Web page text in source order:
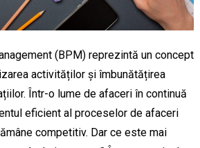
(BPM) reprezintă un concept
activităților și îmbunătățirea
Într-o lume de afaceri în continuă
eficient al proceselor de afaceri
competitiv. Dar ce este mai